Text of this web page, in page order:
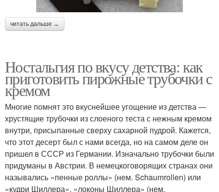
читать дальше →
Ностальгия по вкусу детства: как
приготовить пирожные трубочки с
кремом
Многие помнят это вкуснейшее угощение из детства —
хрустящие трубочки из слоеного теста с нежным кремом
внутри, присыпанные сверху сахарной пудрой. Кажется,
что этот десерт был с нами всегда, но на самом деле он
пришел в СССР из Германии. Изначально трубочки были
придуманы в Австрии. В немецкоговорящих странах они
назывались «пенные роллы» (нем. Schaumrollen) или
«кудри Шиллера», «локоны Шиллера» (нем.